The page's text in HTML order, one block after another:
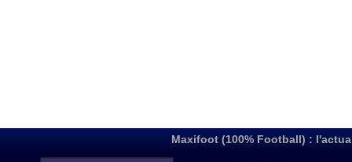
Maxifoot (100% Football) :